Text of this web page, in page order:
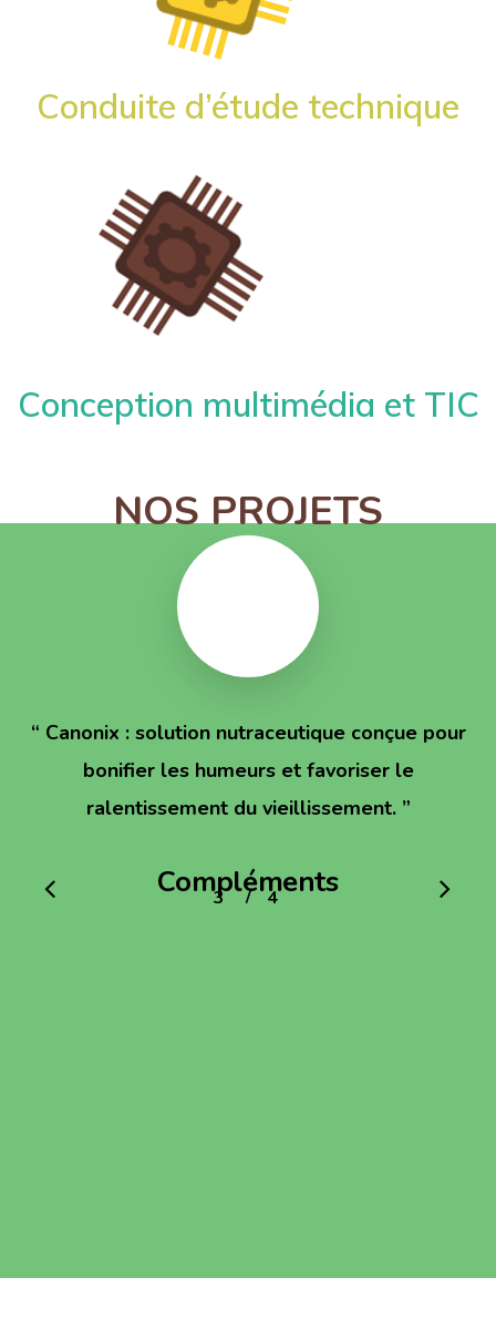
Conduite d’étude technique
Conception multimédia et TIC
NOS PROJETS
“ Canonix : solution nutraceutique conçue pour
bonifier les humeurs et favoriser le
ralentissement du vieillissement. ”
Compléments
alimentaires
1 2 3 4/ 4